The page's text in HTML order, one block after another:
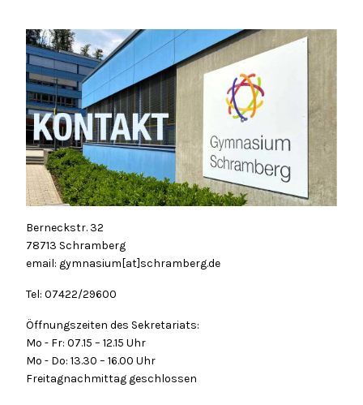
Berneckstr. 32
78713 Schramberg
email: gymnasium[at]schramberg.de
Tel: 07422/29600
Öffnungszeiten des Sekretariats:
Mo - Fr: 07.15 – 12.15 Uhr
Mo - Do: 13.30 – 16.00 Uhr
Freitagnachmittag geschlossen